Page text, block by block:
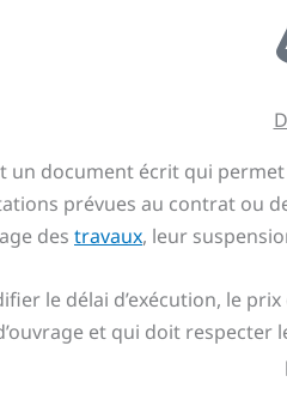
un document écrit qui
prévues au contrat ou
des travaux, leur
le délai d’exécution, le
et qui doit